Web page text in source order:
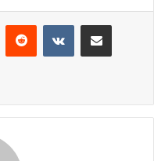
Reddit VKontakteShare via Email